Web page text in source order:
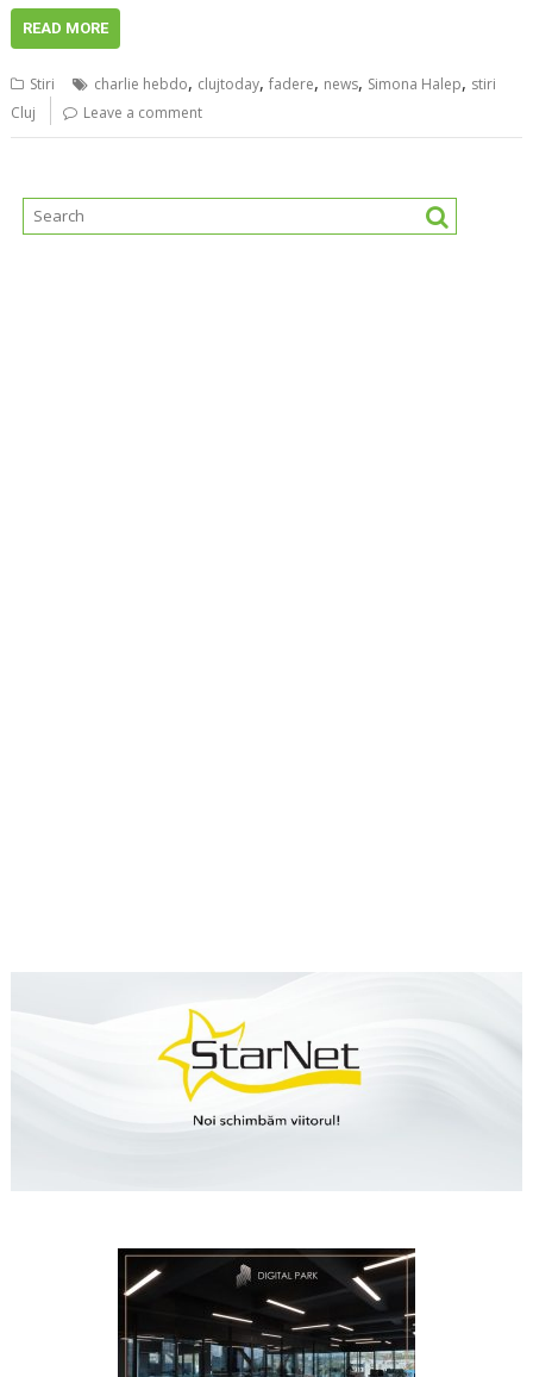
READ MORE
Stiri charlie hebdo, clujtoday,fadere, news, Simona Halep, stiri
Cluj
Leave a comment